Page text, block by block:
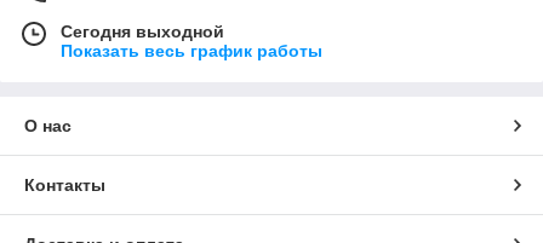
Сегодня выходной
Показать весь график работы
О нас
Контакты